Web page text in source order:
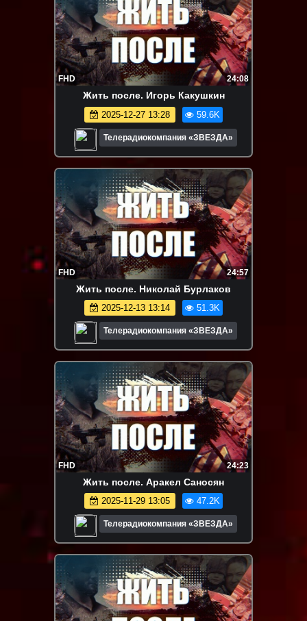
FHD 24:08
Жить после. Игорь Какушкин
2025-12-27 13:28 59.6K
Телерадиокомпания «ЗВЕЗДА»
FHD 24:57
Жить после. Николай Бурлаков
2025-12-13 13:14 51.3K
Телерадиокомпания «ЗВЕЗДА»
FHD 24:23
Жить после. Аракел Саносян
2025-11-29 13:05 47.2K
Телерадиокомпания «ЗВЕЗДА»